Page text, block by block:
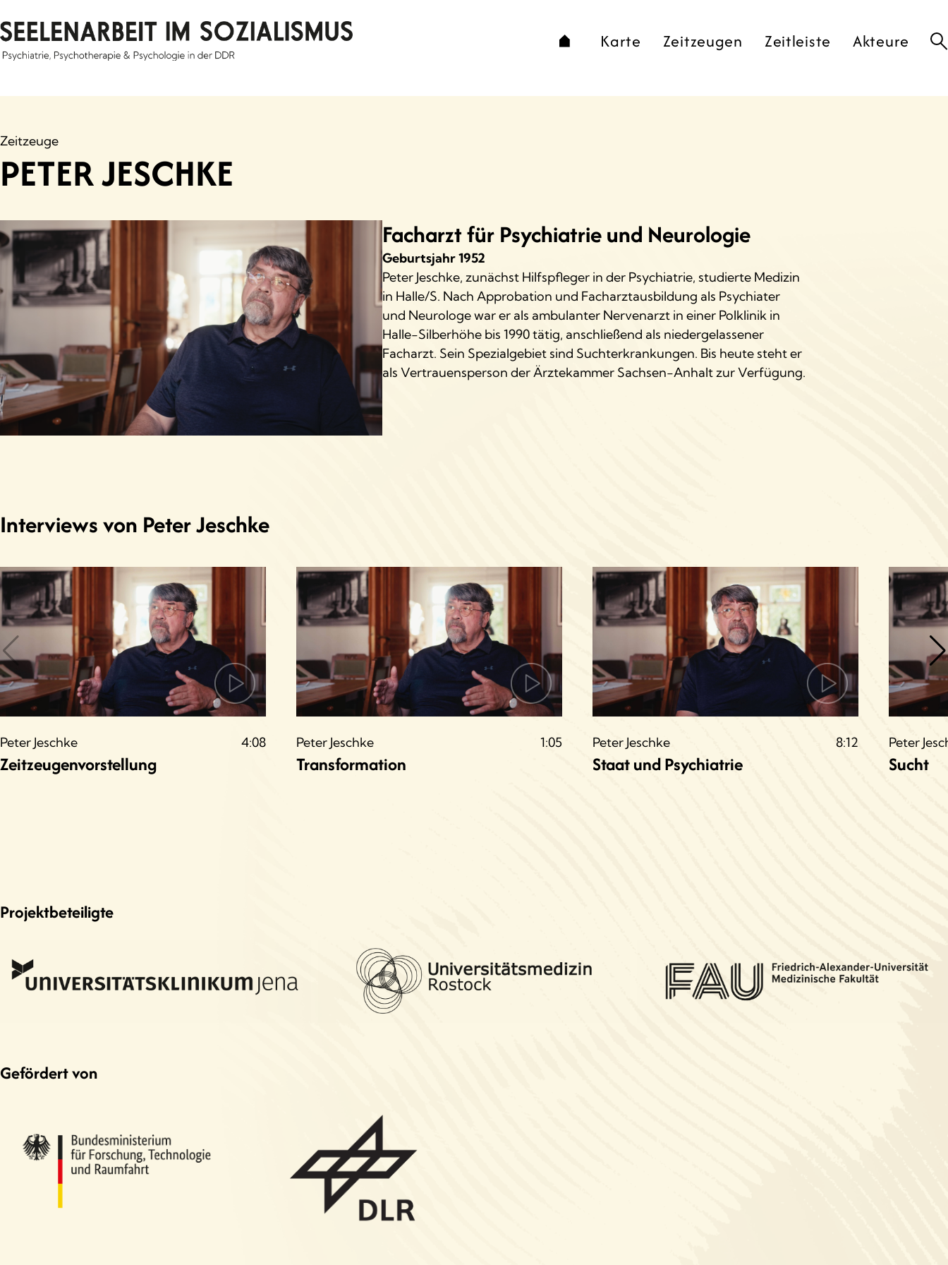
to
content
Karte Zeitzeugen Zeitleiste Akteure
Zeitzeuge
PETER JESCHKE
Facharzt für Psychiatrie und Neurologie
Geburtsjahr1952
Peter Jeschke, zunächst Hilfspfleger in der Psychiatrie, studierte Medizin
in Halle/S. Nach Approbation und Facharztausbildung als Psychiater
und Neurologe war er als ambulanter Nervenarzt in einer Polklinik in
Halle-Silberhöhe bis 1990 tätig, anschließend als niedergelassener
Facharzt. Sein Spezialgebiet sind Suchterkrankungen. Bis heute steht er
als Vertrauensperson der Ärztekammer Sachsen-Anhalt zur Verfügung.
Interviews von Peter Jeschke
Peter Jeschke 4:08
Zeitzeugenvorstellung
Peter Jeschke 1:05
Transformation
Peter Jeschke 8:12
Staat und Psychiatrie
Peter
Sucht
Projektbeteiligte
Gefördert von